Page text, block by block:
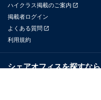
ハイクラス掲載のご案内
掲載者ログイン
よくある質問
利用規約
シェアオフィスを探すなら